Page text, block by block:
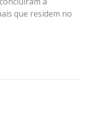
que residem no